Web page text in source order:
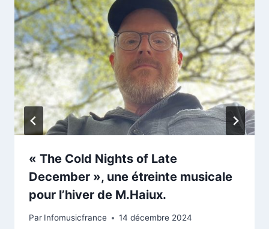
« The Cold Nights of Late
December », une étreinte musicale
pour l’hiver de M.Haiux.
Par Infomusicfrance 14 décembre 2024